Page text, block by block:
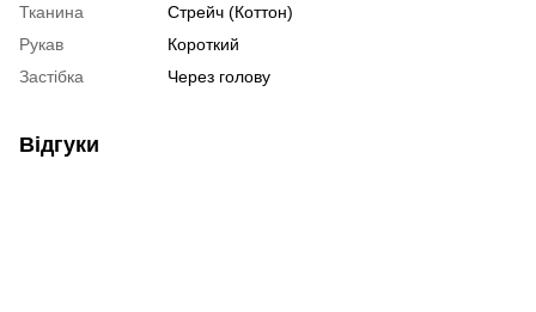
Тканина
Стрейч (Коттон)
Рукав
Короткий
Застібка
Через голову
Відгуки